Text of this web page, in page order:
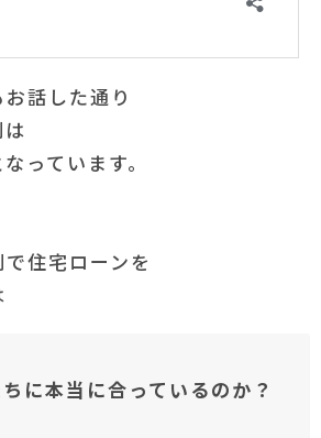
話した通り
っています。
住宅ローンを
に本当に合っているのか？